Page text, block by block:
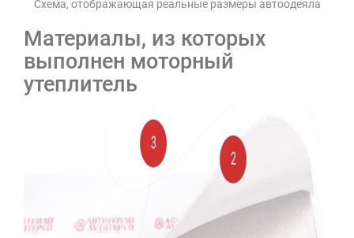
Схема, отображающая реальные размеры автоодеяла
Материалы, из которых
выполнен моторный
утеплитель